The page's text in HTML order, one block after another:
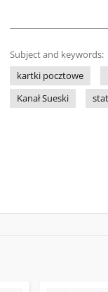
Subject and keywords:
kartki pocztowe
Kanał Sueski